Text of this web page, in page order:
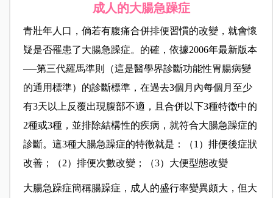
成人的大腸急躁症
青壯年人口，倘若有腹痛合併排便習慣的改變，就會懷
疑是否罹患了大腸急躁症。的確，依據2006年最新版本
──第三代羅馬準則（這是醫學界診斷功能性胃腸病變
的通用標準）的診斷標準，在過去3個月內每個月至少
有3天以上反覆出現腹部不適，且合併以下3種特徵中的
2種或3種，並排除結構性的疾病，就符合大腸急躁症的
診斷。這3種大腸急躁症的特徵就是：（1）排便後症狀
改善；（2）排便次數改變；（3）大便型態改變
大腸急躁症簡稱腸躁症，成人的盛行率變異頗大，但大